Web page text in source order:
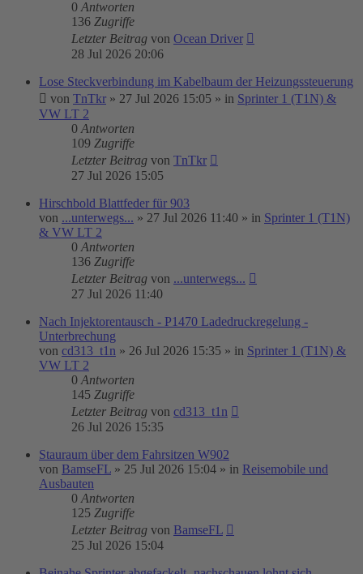
0 Antworten
136 Zugriffe
Letzter Beitrag von Ocean Driver
28 Jul 2026 20:06
Lose Steckverbindung im Kabelbaum der Heizungssteuerung
von TnTkr » 27 Jul 2026 15:05 » in Sprinter 1 (T1N) &
VW LT 2
0 Antworten
109 Zugriffe
Letzter Beitrag von TnTkr
27 Jul 2026 15:05
Hirschbold Blattfeder für 903
von ...unterwegs... » 27 Jul 2026 11:40 » in Sprinter 1 (T1N)
& VW LT 2
0 Antworten
136 Zugriffe
Letzter Beitrag von ...unterwegs...
27 Jul 2026 11:40
Nach Injektorentausch - P1470 Ladedruckregelung -
Unterbrechung
von cd313_t1n » 26 Jul 2026 15:35 » in Sprinter 1 (T1N) &
VW LT 2
0 Antworten
145 Zugriffe
Letzter Beitrag von cd313_t1n
26 Jul 2026 15:35
Stauraum über dem Fahrsitzen W902
von BamseFL » 25 Jul 2026 15:04 » in Reisemobile und
Ausbauten
0 Antworten
125 Zugriffe
Letzter Beitrag von BamseFL
25 Jul 2026 15:04